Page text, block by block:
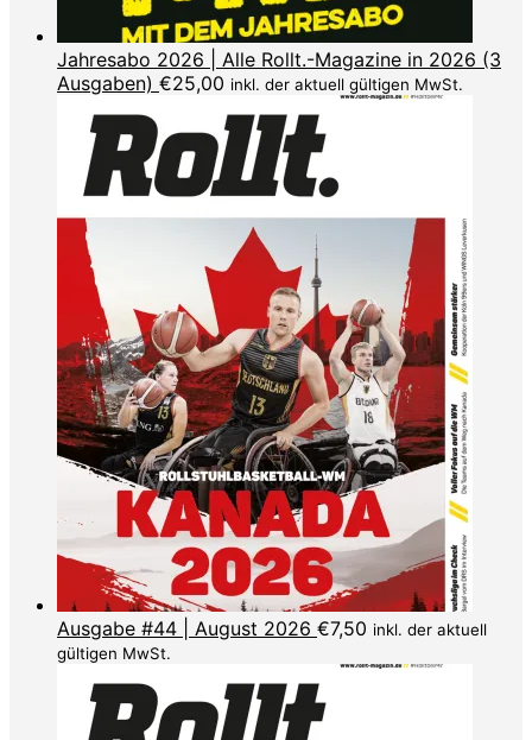
Jahresabo 2026 | Alle Rollt.-Magazine in 2026 (3
Ausgaben) €25,00 inkl. der aktuell gültigen MwSt.
Ausgabe #44 | August 2026 €7,50 inkl. der aktuell
gültigen MwSt.